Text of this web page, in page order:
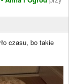
czasu, bo takie